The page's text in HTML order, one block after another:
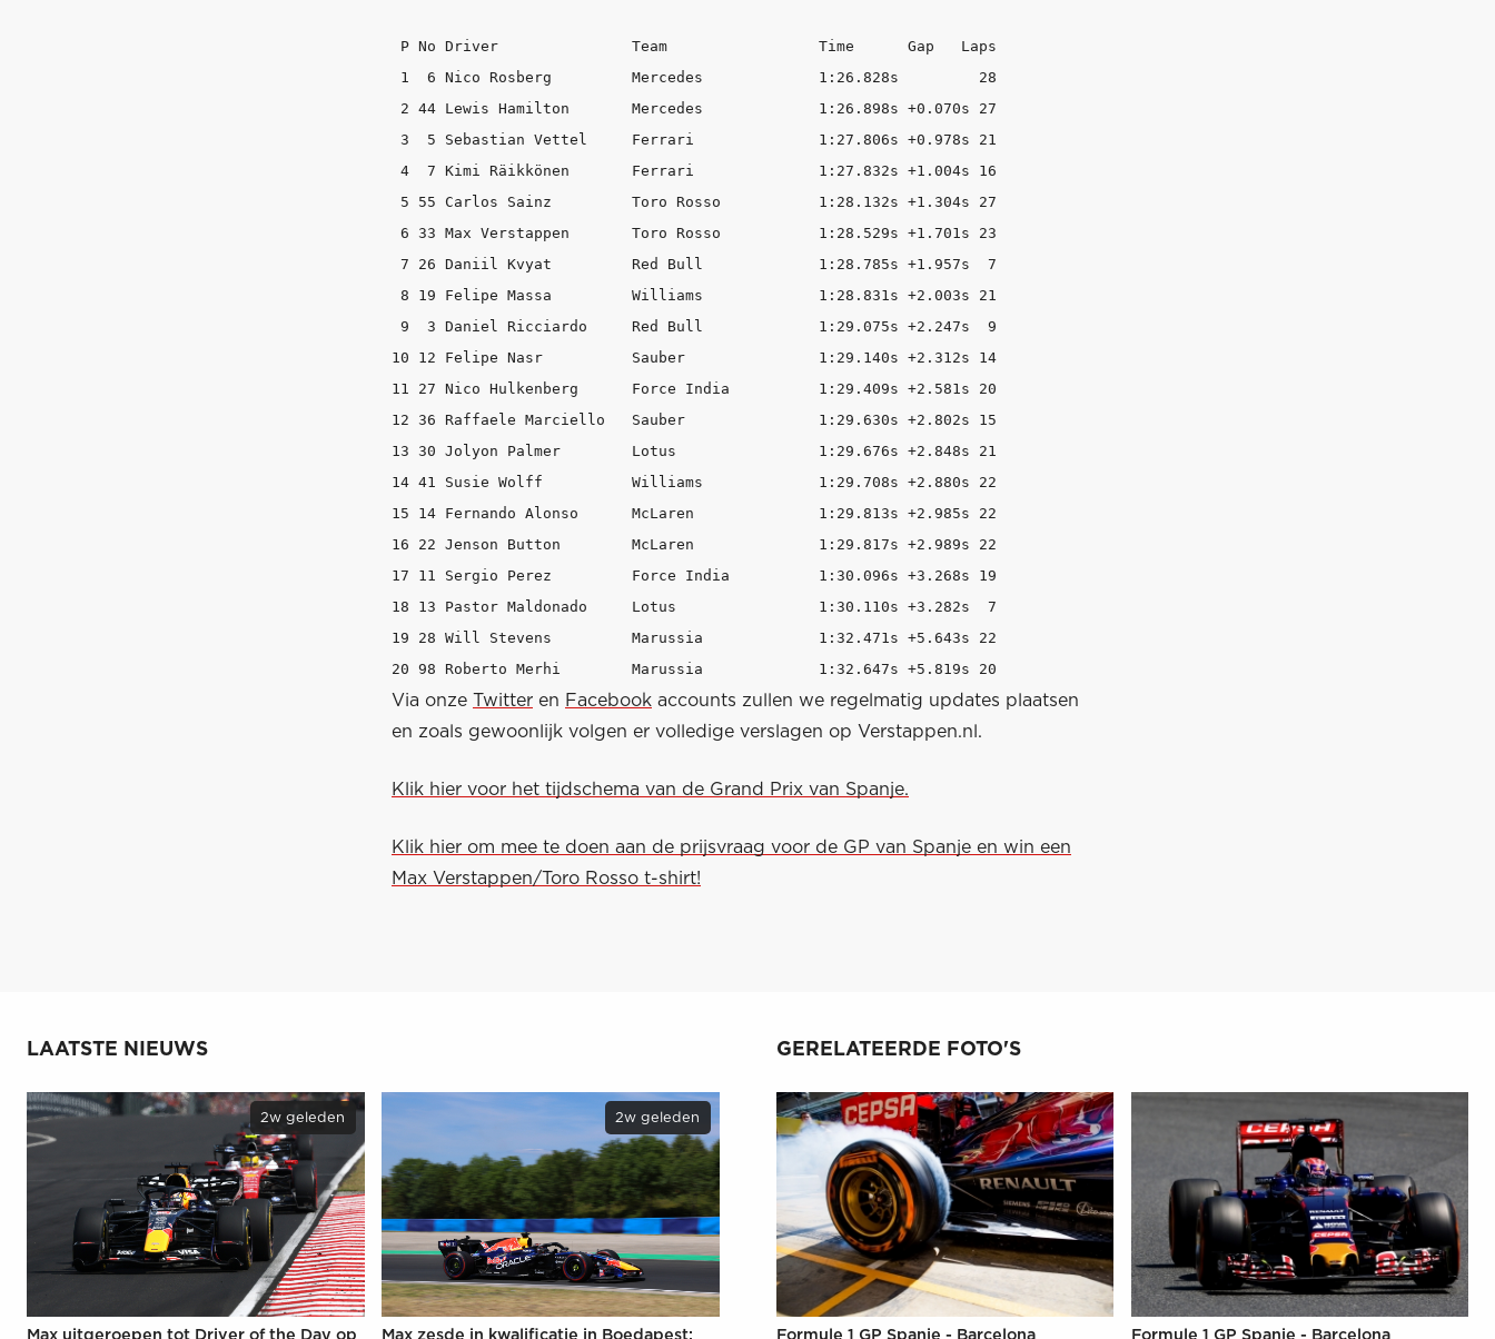
P No Driver 		   Team 		Time 	  Gap   Laps
1  6 Nico Rosberg   	   Mercedes 		1:26.828s         28
2 44 Lewis Hamilton       Mercedes 		1:26.898s +0.070s 27
3  5 Sebastian Vettel     Ferrari 		1:27.806s +0.978s 21
4  7 Kimi Räikkönen       Ferrari 		1:27.832s +1.004s 16
5 55 Carlos Sainz   	   Toro Rosso 		1:28.132s +1.304s 27
6 33 Max Verstappen       Toro Rosso 		1:28.529s +1.701s 23
7 26 Daniil Kvyat    	   Red Bull 		1:28.785s +1.957s  7
8 19 Felipe Massa    	   Williams 		1:28.831s +2.003s 21
9  3 Daniel Ricciardo     Red Bull 		1:29.075s +2.247s  9
10 12 Felipe Nasr          Sauber 		1:29.140s +2.312s 14
11 27 Nico Hulkenberg      Force India 		1:29.409s +2.581s 20
12 36 Raffaele Marciello   Sauber 		1:29.630s +2.802s 15
13 30 Jolyon Palmer        Lotus 		1:29.676s +2.848s 21
14 41 Susie Wolff    	   Williams 		1:29.708s +2.880s 22
15 14 Fernando Alonso      McLaren 		1:29.813s +2.985s 22
16 22 Jenson Button        McLaren 		1:29.817s +2.989s 22
17 11 Sergio Perez         Force India 		1:30.096s +3.268s 19
18 13 Pastor Maldonado     Lotus 		1:30.110s +3.282s  7
19 28 Will Stevens         Marussia 		1:32.471s +5.643s 22
20 98 Roberto Merhi        Marussia 		1:32.647s +5.819s 20
Via onze Twitter en Facebook accounts zullen we regelmatig updates plaatsen
en zoals gewoonlijk volgen er volledige verslagen op Verstappen.nl.
Klik hier voor het tijdschema van de Grand Prix van Spanje.
Klik hier om mee te doen aan de prijsvraag voor de GP van Spanje en win een
Max Verstappen/Toro Rosso t-shirt!
LAATSTE NIEUWS
2w geleden
Max uitgeroepen tot Driver of the Day op
2w geleden
Max zesde in kwalificatie in Boedapest:
GERELATEERDE FOTO'S
Formule 1 GP Spanje - Barcelona Formule 1 GP Spanje - Barcelona